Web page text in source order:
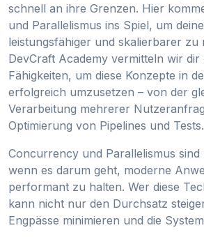
schnell an ihre Grenzen. Hier
und Parallelismus ins Spiel, um
leistungsfähiger und skalierbarer zu
DevCraft Academy vermitteln wir dir
Fähigkeiten, um diese Konzepte in
erfolgreich umzusetzen – von der
Verarbeitung mehrerer
Optimierung von Pipelines und Tests.
Concurrency und Parallelismus
wenn es darum geht, moderne
performant zu halten. Wer diese
kann nicht nur den Durchsatz
Engpässe minimieren und die